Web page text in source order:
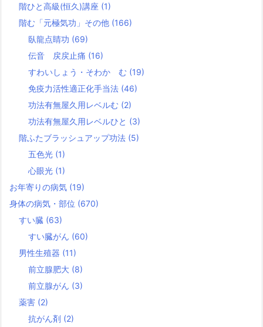
階ひと高級(恒久)講座 (1)
階む「元極気功」その他 (166)
臥龍点睛功 (69)
伝音 戻戻止痛 (16)
すわいしょう・そわか む (19)
免疫力活性適正化手当法 (46)
功法有無屋久用レベルむ (2)
功法有無屋久用レベルひと (3)
階ふたブラッシュアップ功法 (5)
五色光 (1)
心眼光 (1)
お年寄りの病気 (19)
身体の病気・部位 (670)
すい臓 (63)
すい臓がん (60)
男性生殖器 (11)
前立腺肥大 (8)
前立腺がん (3)
薬害 (2)
抗がん剤 (2)